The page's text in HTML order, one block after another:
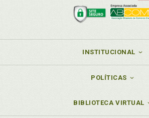
INSTITUCIONAL
POLÍTICAS
BIBLIOTECA VIRTUAL